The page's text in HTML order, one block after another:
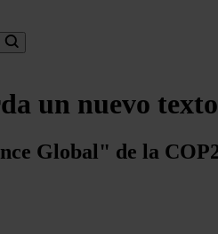
un nuevo
Global" de la